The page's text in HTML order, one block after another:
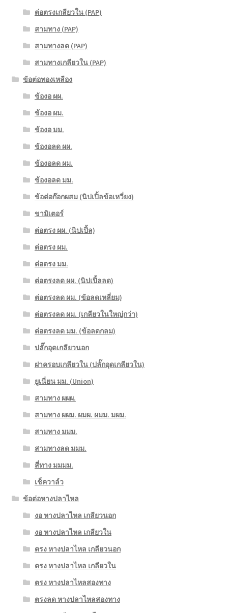
ต่อตรงเกลียวใน (PAP)
สามทาง (PAP)
สามทางลด (PAP)
สามทางเกลียวใน (PAP)
ข้อต่อทองเหลือง
ข้องอ ผผ.
ข้องอ ผม.
ข้องอ มม.
ข้องอลด ผผ.
ข้องอลด ผม.
ข้องอลด มม.
ข้อต่อก๊อกผสม (นิปเปิ้ลข้อเหวี่ยง)
ขามิเตอร์
ต่อตรง ผผ. (นิปเปิ้ล)
ต่อตรง ผม.
ต่อตรง มม.
ต่อตรงลด ผผ. (นิปเปิ้ลลด)
ต่อตรงลด ผม. (ข้อลดเหลี่ยม)
ต่อตรงลด ผม. (เกลียวในใหญ่กว่า)
ต่อตรงลด มม. (ข้อลดกลม)
ปลั๊กอุดเกลียวนอก
ฝาครอบเกลียวใน (ปลั๊กอุดเกลียวใน)
ยูเนี่ยน มม. (Union)
สามทาง ผผผ.
สามทาง ผผม. ผมผ. ผมม. มผม.
สามทาง มมม.
สามทางลด มมม.
สี่ทาง มมมม.
เช็ควาล์ว
ข้อต่อหางปลาไหล
งอ หางปลาไหล เกลียวนอก
งอ หางปลาไหล เกลียวใน
ตรง หางปลาไหล เกลียวนอก
ตรง หางปลาไหล เกลียวใน
ตรง หางปลาไหลสองทาง
ตรงลด หางปลาไหลสองทาง